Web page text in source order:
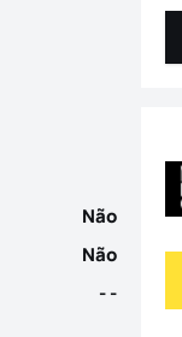
rio. Localizado
Não
Não
- -